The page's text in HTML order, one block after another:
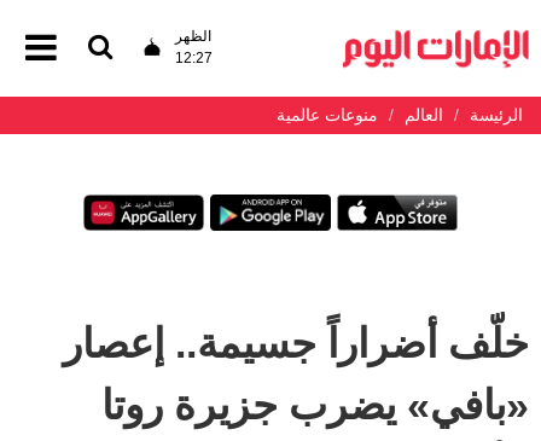
الظهر
12:27
الرئيسة العالم منوعات عالمية
خلّف أضراراً جسيمة.. إعصار
«بافي» يضرب جزيرة روتا